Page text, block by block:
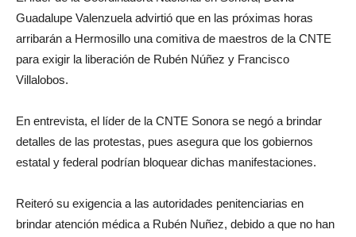
Guadalupe Valenzuela advirtió que en las próximas horas
arribarán a Hermosillo una comitiva de maestros de la CNTE
para exigir la liberación de Rubén Núñez y Francisco
Villalobos.
En entrevista, el líder de la CNTE Sonora se negó a brindar
detalles de las protestas, pues asegura que los gobiernos
estatal y federal podrían bloquear dichas manifestaciones.
Reiteró su exigencia a las autoridades penitenciarias en
brindar atención médica a Rubén Nuñez, debido a que no han